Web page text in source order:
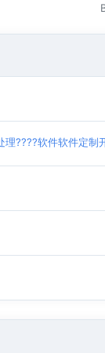
????软件软件定制